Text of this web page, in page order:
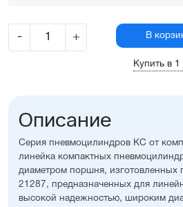
- + В
Купить в 1
Описание
Серия пневмоцилиндров KC от
линейка компактных
диаметром поршня, изготовленных
21287, предназначенных для
высокой надежностью, широким